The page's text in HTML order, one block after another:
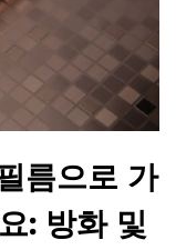
름으로 가
: 방화 및